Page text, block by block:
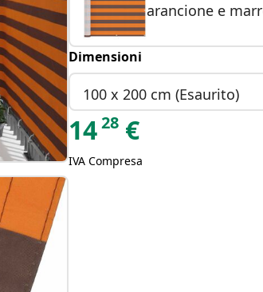
arancione e
Dimensioni
100 x 200 cm (Esaurito)
1428 €
IVA Compresa